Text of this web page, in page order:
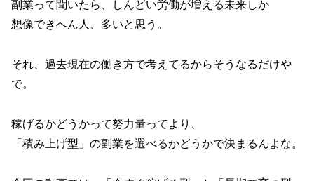
副業って聞いたら、しんどい労働が増える未来しか
想像できへん人、多いと思う。
それ、過去現在の働き方で考えてるからそうなるだけや
で。
稼げるかどうかって努力量ってより、
「積み上げ型」の副業を選べるかどうかで決まるんよな。